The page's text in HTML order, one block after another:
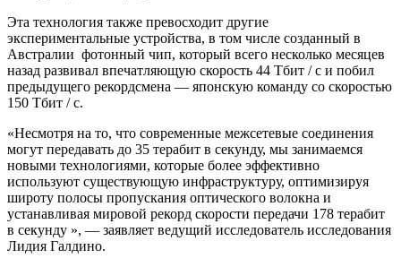
Эта технология также превосходит другие
экспериментальные устройства, в том числе созданный в
Австралии фотонный чип, который всего несколько месяцев
назад развивал впечатляющую скорость 44 Тбит / с и побил
предыдущего рекордсмена — японскую команду со скоростью
150 Тбит / с.
«Несмотря на то, что современные межсетевые соединения
могут передавать до 35 терабит в секунду, мы занимаемся
новыми технологиями, которые более эффективно
используют существующую инфраструктуру, оптимизируя
широту полосы пропускания оптического волокна и
устанавливая мировой рекорд скорости передачи 178 терабит
в секунду », — заявляет ведущий исследователь исследования
Лидия Галдино.